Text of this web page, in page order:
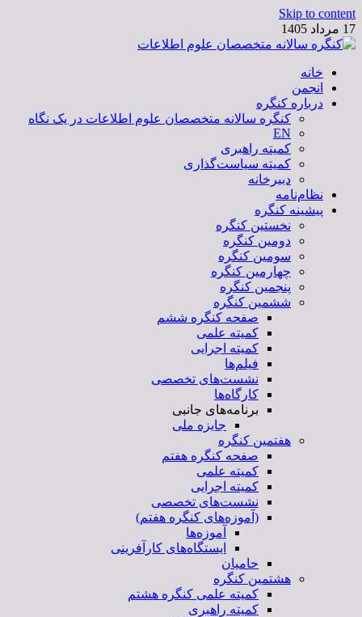
Skip to content
17 مرداد 1405
کنگره سالانه متخصصان علوم اطلاعات
خانه
انجمن
درباره کنگره
کنگره سالانه متخصصان علوم اطلاعات در یک نگاه
EN
کمیته راهبری
کمیته سیاست‌گذاری
دبیرخانه
نظام‌نامه
پیشینه کنگره
نخستین کنگره
دومین کنگره
سومین کنگره
چهارمین کنگره
پنجمین کنگره
ششمین کنگره
صفحه کنگره ششم
کمیته علمی
کمیته اجرایی
فیلم‌ها
نشست‌های تخصصی
کارگاه‌ها
برنامه‌های جانبی
جایزه ملی
هفتمین کنگره
صفحه کنگره هفتم
کمیته علمی
کمیته اجرایی
نشست‌های تخصصی
(آموزه‌های کنگره هفتم)
آموزه‌ها
ایستگاه‌های کارآفرینی
حامیان
هشتمین کنگره
کمیته علمی کنگره هشتم
کمیته راهبری